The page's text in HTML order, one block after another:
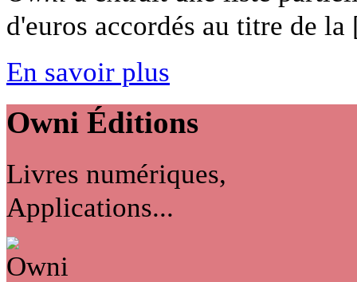
d'euros accordés au titre de la
En savoir plus
Owni Éditions
Livres numériques,
Applications...